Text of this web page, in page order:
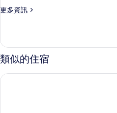
床
的
所
有
相
更多資訊
更
部
雙
床
的
類似的住宿
新加坡卡爾頓城市飯店